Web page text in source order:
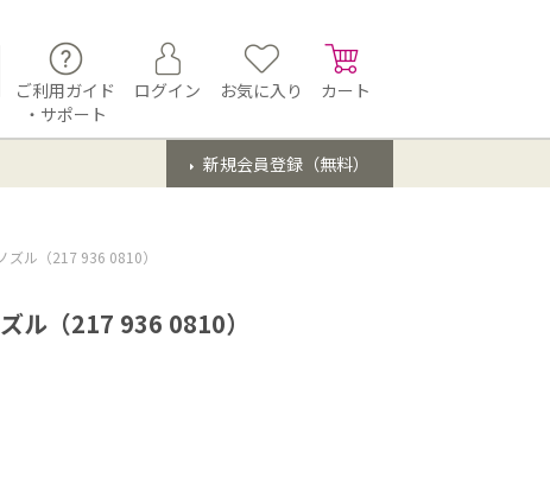
ご利用ガイド
・サポート
ログイン お気に入り カート
新規会員登録（無料）
ル（217 936 0810）
（217 936 0810）